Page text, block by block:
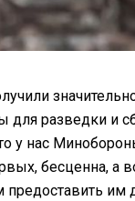
для разведки и
у нас
бесценна, а
предоставить им